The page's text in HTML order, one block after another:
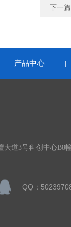
下一
产品中心
大道3号科创中心B8
QQ：